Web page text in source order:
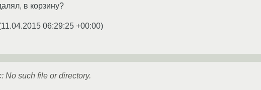
в корзину?
11.04.2015 06:29:25 +00:00)
No such file or directory.